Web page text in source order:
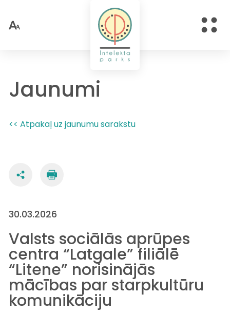
Jaunumi
<< Atpakaļ uz jaunumu sarakstu
30.03.2026
Valsts sociālās aprūpes
centra “Latgale” filiālē
“Litene” norisinājās
mācības par starpkultūru
komunikāciju